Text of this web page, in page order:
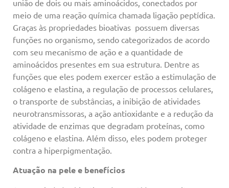
união de dois ou mais aminoácidos, conectados por
meio de uma reação química chamada ligação peptídica.
Graças às propriedades bioativas possuem diversas
funções no organismo, sendo categorizados de acordo
com seu mecanismo de ação e a quantidade de
aminoácidos presentes em sua estrutura. Dentre as
funções que eles podem exercer estão a estimulação de
colágeno e elastina, a regulação de processos celulares,
o transporte de substâncias, a inibição de atividades
neurotransmissoras, a ação antioxidante e a redução da
atividade de enzimas que degradam proteínas, como
colágeno e elastina. Além disso, eles podem proteger
contra a hiperpigmentação.
Atuação na pele e benefícios